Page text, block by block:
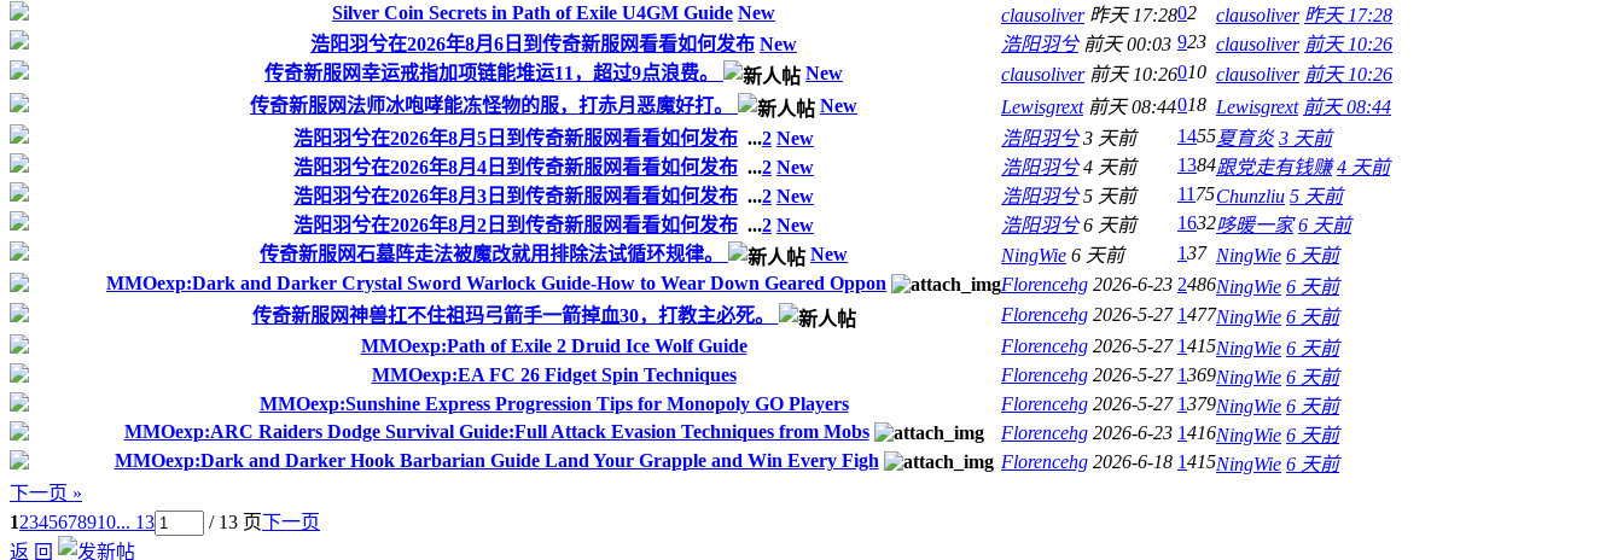
Silver Coin Secrets in Path of Exile U4GM Guide New clausoliver 昨天 17:2802 clausoliver 昨天 17:28
浩阳羽兮在2026年8月6日到传奇新服网看看如何发布 New 浩阳羽兮 前天 00:03 923 clausoliver 前天 10:26
传奇新服网幸运戒指加项链能堆运11，超过9点浪费。
New clausoliver 前天 10:26010 clausoliver 前天 10:26
传奇新服网法师冰咆哮能冻怪物的服，打赤月恶魔好打。
New Lewisgrext 前天 08:44018 Lewisgrext 前天 08:44
浩阳羽兮在2026年8月5日到传奇新服网看看如何发布 ...2 New 浩阳羽兮 3 天前 1455夏育炎 3 天前
浩阳羽兮在2026年8月4日到传奇新服网看看如何发布 ...2 New 浩阳羽兮 4 天前 1384跟党走有钱赚 4 天前
浩阳羽兮在2026年8月3日到传奇新服网看看如何发布 ...2 New 浩阳羽兮 5 天前 11 75Chunzliu 5 天前
浩阳羽兮在2026年8月2日到传奇新服网看看如何发布 ...2 New 浩阳羽兮 6 天前 1632哆暖一家 6 天前
传奇新服网石墓阵走法被魔改就用排除法试循环规律。
New NingWie 6 天前 137 NingWie 6 天前
MMOexp:Dark and Darker Crystal Sword Warlock Guide-How to Wear Down Geared Oppon
Florencehg 2026-6-23 2486NingWie 6 天前
传奇新服网神兽扛不住祖玛弓箭手一箭掉血30，打教主必死。
Florencehg 2026-5-27 1477NingWie 6 天前
MMOexp:Path of Exile 2 Druid Ice Wolf Guide
Florencehg 2026-5-27 1415NingWie 6 天前
MMOexp:EA FC 26 Fidget Spin Techniques
Florencehg 2026-5-27 1369NingWie 6 天前
MMOexp:Sunshine Express Progression Tips for Monopoly GO Players
Florencehg 2026-5-27 1379NingWie 6 天前
MMOexp:ARC Raiders Dodge Survival Guide:Full Attack Evasion Techniques from Mobs
Florencehg 2026-6-23 1416NingWie 6 天前
MMOexp:Dark and Darker Hook Barbarian Guide Land Your Grapple and Win Every Figh
Florencehg 2026-6-18 1415NingWie 6 天前
下一页 »
12345678910... 13 / 13 页下一页
返 回